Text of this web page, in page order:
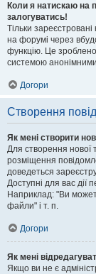
Коли я натискаю на
залогуватись!
Тільки
на форумі через
функцію. Це
системою
Догори
Створення
Як мені створити
Для створення нової
розміщення
доведеться
Доступні для вас дії
Наприклад: "Ви
файли" і т. п.
Догори
Як мені
Якщо ви не є